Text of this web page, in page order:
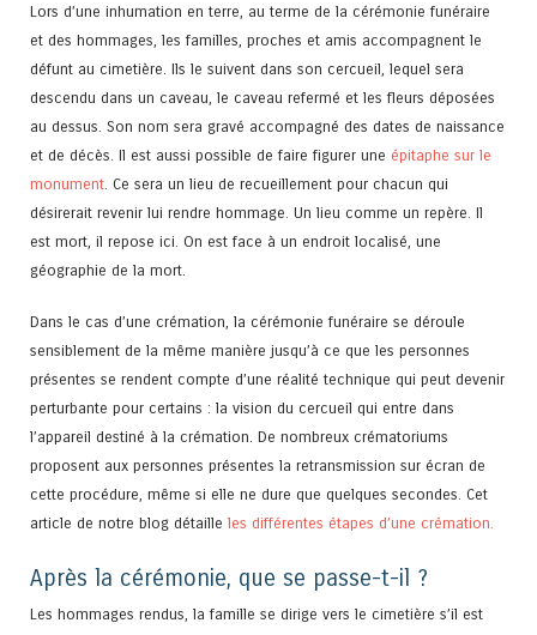
Lors d’une inhumation en terre, au terme de la cérémonie funéraire
et des hommages, les familles, proches et amis accompagnent le
défunt au cimetière. Ils le suivent dans son cercueil, lequel sera
descendu dans un caveau, le caveau refermé et les fleurs déposées
au dessus. Son nom sera gravé accompagné des dates de naissance
et de décès. Il est aussi possible de faire figurer une épitaphe sur le
monument . Ce sera un lieu de recueillement pour chacun qui
désirerait revenir lui rendre hommage. Un lieu comme un repère. Il
est mort, il repose ici. On est face à un endroit localisé, une
géographie de la mort.
Dans le cas d’une crémation, la cérémonie funéraire se déroule
sensiblement de la même manière jusqu’à ce que les personnes
présentes se rendent compte d’une réalité technique qui peut devenir
perturbante pour certains : la vision du cercueil qui entre dans
l’appareil destiné à la crémation. De nombreux crématoriums
proposent aux personnes présentes la retransmission sur écran de
cette procédure, même si elle ne dure que quelques secondes. Cet
article de notre blog détaille les différentes étapes d’une crémation.
Après la cérémonie, que se passe-t-il ?
Les hommages rendus, la famille se dirige vers le cimetière s’il est